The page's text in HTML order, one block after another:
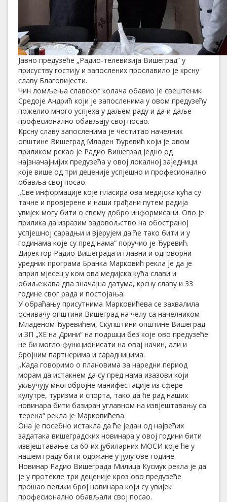
Јавно предузеће „Радио-телевизија Вишеград“ у
присуству гостију и запослених прославило је крсну
славу Благовијести.
Чин ломљења славског колача обавио је свештеник
Средоје Андрић који је запосленима у овом предузећу
пожелио много успјеха у даљем раду и да и даље
професионално обављају свој посао.
Крсну славу запосленима је честитао начелник
општине Вишеград Младен Ђуревић који је овом
приликом рекао је Радио Вишеград једно од
најзначајнијих предузећа у овој локалној заједници
које више од три деценије успјешно и професионално
обавља свој посао.
„Све информације које пласира ова медијска кућа су
тачне и провјерене и наши грађани путем радија
увијек могу бити о свему добро информисани. Ово је
прилика да изразим задовољство на обостраној
успјешној сарадњи и вјерујем да ће тако бити и у
годинама које су пред нама“ поручио је Ђуревић.
Директор Радио Вишеграда и главни и одговорни
уредник програма Бранка Марковић рекла је да је
април мјесец у ком ова медијска кућа слави и
обиљежава два значајна датума, крсну славу и 33
године свог рада и постојања.
У обраћању присутнима Марковићева се захвалила
оснивачу општини Вишеград на челу са начелником
Младеном Ђуревићем, Скупштини општине Вишеград
и ЗП „ХЕ на Дрини“ на подршци без које ово предузеће
не би могло функционисати на овај начин, али и
бројним партнерима и сарадницима.
„Када говоримо о плановима за наредни период
морам да истакнем да су пред нама изазови који
укључују многобројне манифестације из сфере
кулутре, туризма и спорта, тако да ће рад наших
новинара бити базиран углавном на извјештавању са
терена“ рекла је Марковићева.
Она је посебно истакла да ће један од највећих
задатака вишеградских новинара у овој години бити
извјештавање са 60-их јубиларних МОСИ које ће у
нашем граду бити одржане у јулу ове године.
Новинар Радио Вишеграда Милица Кусмук рекла је да
је у протекле три деценије кроз ово предузеће
прошао велики број новинара који су увијек
професионално обављали свој посао.